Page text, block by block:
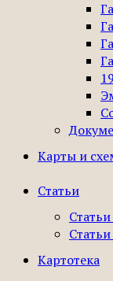
Карты и
Статьи
Картотека